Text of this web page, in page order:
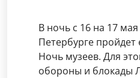
В ночь с 16 на 17
Петербурге пройдет
Ночь музеев. Для
обороны и блокады